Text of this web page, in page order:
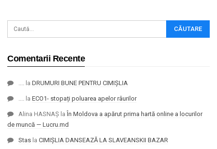
Comentarii Recente
.... la DRUMURI BUNE PENTRU CIMIȘLIA
.... la ECO1- stopați poluarea apelor râurilor
Alina HASNAȘ la În Moldova a apărut prima hartă online a locurilor
de muncă — Lucru.md
Stas la CIMIȘLIA DANSEAZĂ LA SLAVEANSKII BAZAR